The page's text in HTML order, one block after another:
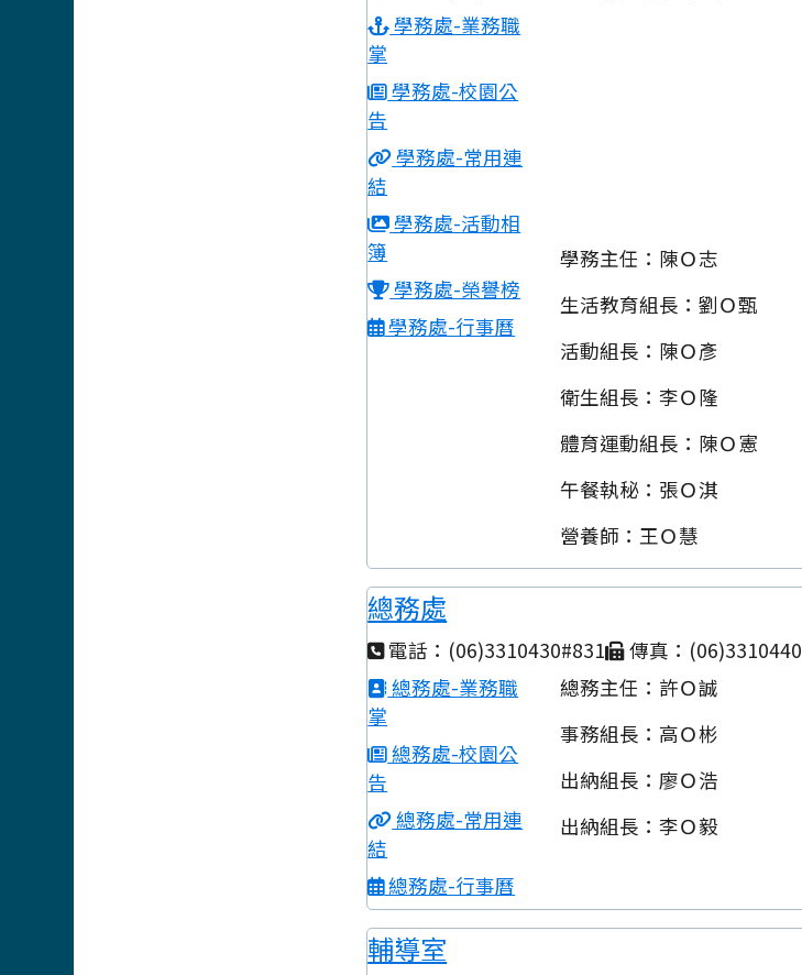
學務處-業務職
掌
學務處-校園公
告
學務處-常用連
結
學務處-活動相
簿
學務處-榮譽榜
學務處-行事曆
學務主任：陳Ｏ志
生活教育組長：劉Ｏ甄
活動組長：陳Ｏ彥
衛生組長：李Ｏ隆
體育運動組長：陳Ｏ憲
午餐執秘：張Ｏ淇
營養師：王Ｏ慧
總務處
電話：(06)3310430#831
傳真：(06)3310440
總務處-業務職
掌
總務處-校園公
告
總務處-常用連
結
總務處-行事曆
總務主任：許Ｏ誠
事務組長：高Ｏ彬
出納組長：廖Ｏ浩
出納組長：李Ｏ毅
輔導室